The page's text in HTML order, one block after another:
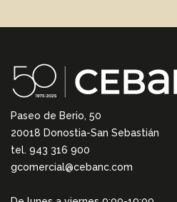
Paseo de Berio, 50
20018 Donostia-San Sebastián
tel. 943 316 900
gcomercial@cebanc.com